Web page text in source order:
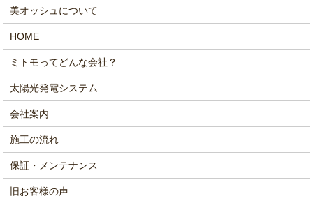
美オッシュについて
HOME
ミトモってどんな会社？
太陽光発電システム
会社案内
施工の流れ
保証・メンテナンス
旧お客様の声